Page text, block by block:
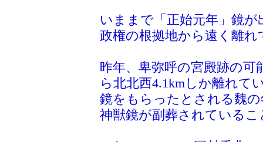
いままで「正始元年」鏡
政権の根拠地から遠く離れ
昨年、卑弥呼の宮殿跡の
ら北北西4.1kmしか離れて
鏡をもらったとされる魏
神獣鏡が副葬されている